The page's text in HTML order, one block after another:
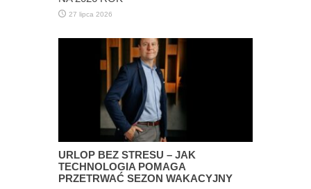
27 lipca 2026
URLOP BEZ STRESU – JAK
TECHNOLOGIA POMAGA
PRZETRWAĆ SEZON WAKACYJNY